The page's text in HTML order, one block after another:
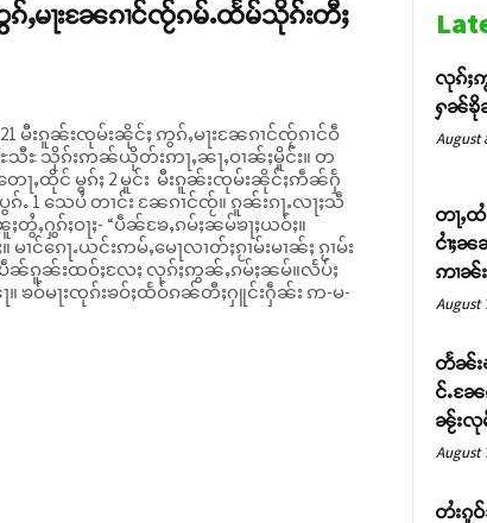
ႇမႃးၼႄၵၢင်ၸႂ်ၵမ်ႉထႅမ်သိုၵ်းတီႈ
မီးၵူၼ်းၸုမ်းၼိုင်ႈ ဢွၵ်ႇမႃးၼႄၵၢင်ၸႂ်ၵၢင်ဝဵ
သီႊ သိုၵ်းဢၼ်ယိုတ်းဢႃႇၼႃႇဝၢၼ်ႈမိူင်း။ တ
ေႃႇထိုင် မွၵ်ႈ 2 မူင်း မီးၵူၼ်းၸုမ်းၼိုင်ႈဢဵၼ်ႁႅ
ေပႆ တၢင်း ၼႄၵၢင်ၸႂ်။ ၵူၼ်းၵႃႉလႃႈသဵ
တွႆႇႁွၵ်ႈဝႃႈ- “ပဵၼ်ၶႄႇၵမ်ႈၼမ်ၶႃႈယဝ်ႈ။
ၢင်ၵေႃႉယင်းဢမ်ႇမေႃလၢတ်ႈၵႂၢမ်းမၢၼ်ႈ ၵႂၢမ်း
ပဵၼ်ၵူၼ်းထဝ်ႈလႄႈ လုၵ်ႈဢွၼ်ႇၵမ်ႈၼမ်။လႅပ်ႈ
ၶဝ်မႃးၸုၵ်းၶဝ်ႈထႅဝ်ၵၼ်တီႈႁူင်းႁဵၼ်း ဢ-မ-
လုၵ်ႈ
ႁၼ်ၶို
August
တႃႇထႆ
ငၢႆႈ
ဢၢၼ်း
August
တႅၼ်း
င်ႉၼႄ
ၼႂ်းလု
August
တႆးၵူ